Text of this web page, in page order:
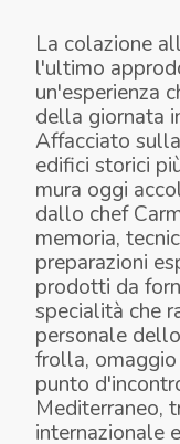
La colazione
l'ultimo
un'esperienza
della giornata
Affacciato
edifici storici
mura oggi
dallo chef
memoria,
preparazioni
prodotti da
specialità che
personale
frolla,
punto
Mediterraneo,
internazionale